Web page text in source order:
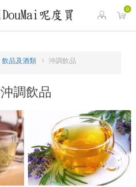
0
飲品及酒類 沖調飲品
沖調飲品